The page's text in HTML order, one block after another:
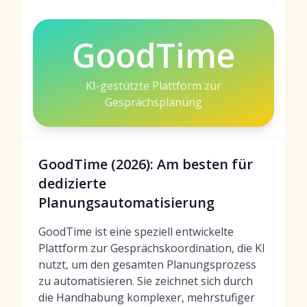
GoodTime
KI-gestützte Plattform zur
Gesprächsplanung
GoodTime (2026): Am besten für
dedizierte
Planungsautomatisierung
GoodTime ist eine speziell entwickelte
Plattform zur Gesprächskoordination, die KI
nutzt, um den gesamten Planungsprozess
zu automatisieren. Sie zeichnet sich durch
die Handhabung komplexer, mehrstufiger